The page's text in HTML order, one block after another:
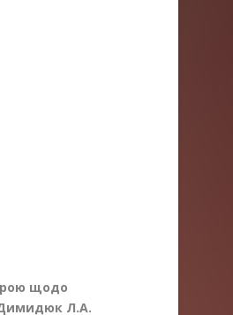
щодо
Димидюк Л.А.